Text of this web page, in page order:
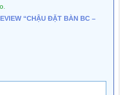
“CHẬU ĐẶT BÀN BC –